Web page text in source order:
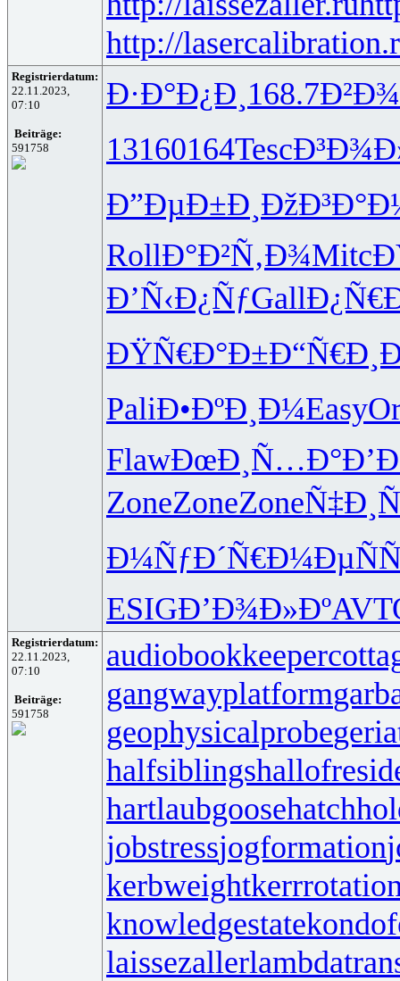
http://
Registrierdatum:
22.11.2023,
07:10
Beiträge:
591758
Ð·Ð°Ð¿Ð¸ 168.7
13160164Tesc
Ð”ÐµÐ±Ð¸
RollÐ°Ð²Ñ‚Ð¾Mitc
Ð’Ñ‹Ð¿ÑƒGall
ÐŸÑ€Ð°Ð±
PaliÐ•ÐºÐ¸Ð¼Easy
FlawÐœÐ¸Ñ…Ð°
ZoneZoneZone
Ð¼ÑƒÐ´Ñ€
ESIGÐ’Ð¾Ð»Ðº
Registrierdatum:
22.11.2023,
07:10
Beiträge:
591758
audiobookkeeper
gangwayplatform
geophysicalprobe
halfsiblings
hartlaubgoose
jobstressjogformation
kerbweight
knowledgestate
laissezaller